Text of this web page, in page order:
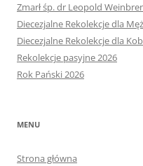
Zmarł śp. dr Leopold
Diecezjalne Rekolekcje dla
Diecezjalne Rekolekcje dla
Rekolekcje pasyjne 2026
Rok Pański 2026
MENU
Strona główna